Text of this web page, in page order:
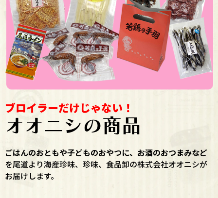
ブロイラーだけじゃない！
オオニシの商品
ごはんのおともや子どものおやつに、お酒のおつまみなど
を尾道より海産珍味、珍味、食品卸の株式会社オオニシが
お届けします。